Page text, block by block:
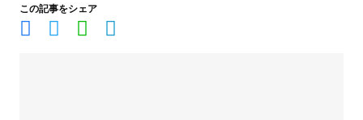
この記事をシェア